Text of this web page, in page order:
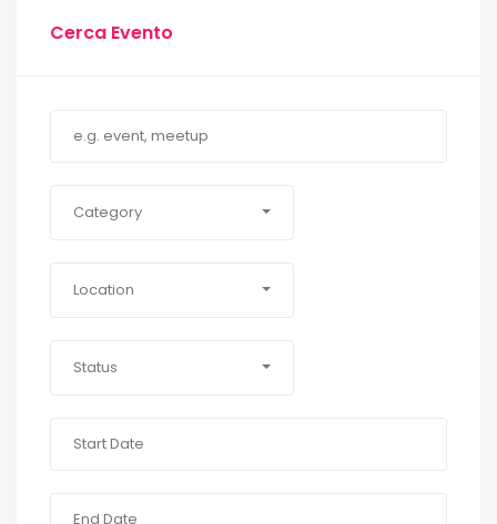
Cerca Evento
Category
Location
Status